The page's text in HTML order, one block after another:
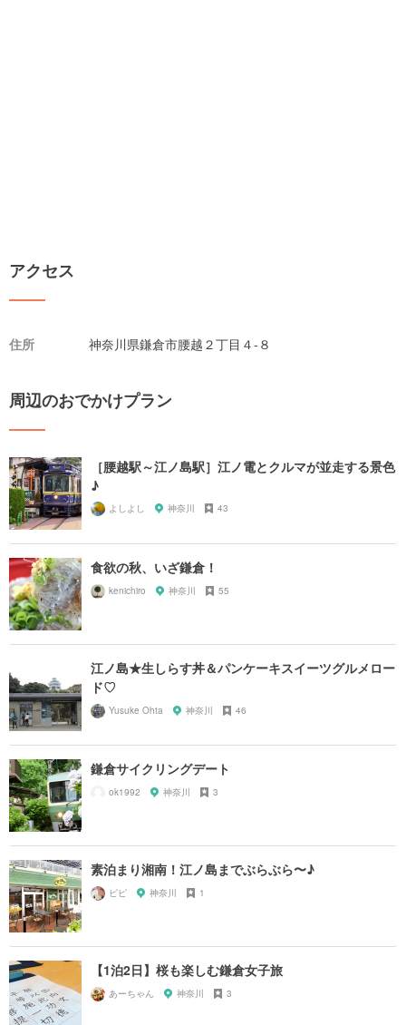
アクセス
住所 神奈川県鎌倉市腰越２丁目４-８
周辺のおでかけプラン
［腰越駅～江ノ島駅］江ノ電とクルマが並走する景色
♪
よしよし 神奈川 43
食欲の秋、いざ鎌倉！
kenichiro 神奈川 55
江ノ島★生しらす丼＆パンケーキスイーツグルメロー
ド♡
Yusuke Ohta 神奈川 46
鎌倉サイクリングデート
ok1992 神奈川 3
素泊まり湘南！江ノ島までぶらぶら〜♪
ピピ 神奈川 1
【1泊2日】桜も楽しむ鎌倉女子旅
あーちゃん 神奈川 3